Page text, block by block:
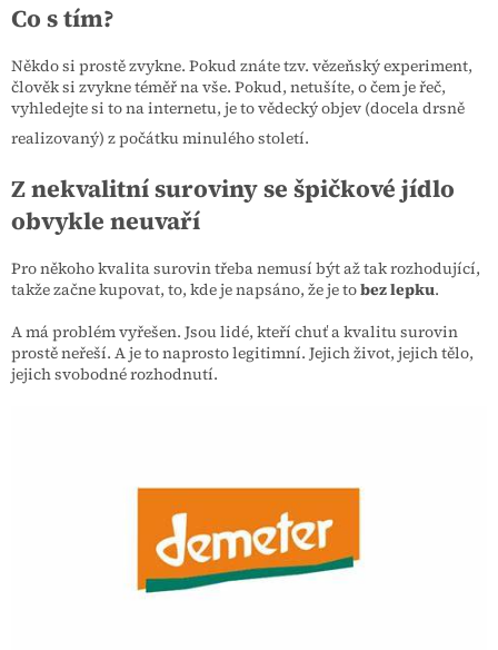
Co s tím?
Někdo si prostě zvykne. Pokud znáte tzv. vězeňský experiment,
člověk si zvykne téměř na vše. Pokud, netušíte, o čem je řeč,
vyhledejte si to na internetu, je to vědecký objev (docela drsně
realizovaný) z počátku minulého století.
Z nekvalitní suroviny se špičkové jídlo
obvykle neuvaří
Pro někoho kvalita surovin třeba nemusí být až tak rozhodující,
takže začne kupovat, to, kde je napsáno, že je tobez lepku.
A má problém vyřešen. Jsou lidé, kteří chuť a kvalitu surovin
prostě neřeší. A je to naprosto legitimní. Jejich život, jejich tělo,
jejich svobodné rozhodnutí.